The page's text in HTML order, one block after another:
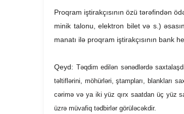
Proqram iştirakçısının özü tərəfindən
minik talonu, elektron bilet və s.)
manatı ilə proqram iştirakçısının bank
Qeyd: Təqdim edilən sənədlərdə
təltiflərini, möhürləri, ştampları, blankları
cərimə və ya iki yüz qırx saatdan üç yüz
üzrə müvafiq tədbirlər görüləcəkdir.